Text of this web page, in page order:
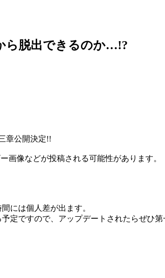
ら脱出できるのか…!?
章公開決定!!
画像などが投稿される可能性があります。
には個人差が出ます。
定ですので、アップデートされたらぜひ